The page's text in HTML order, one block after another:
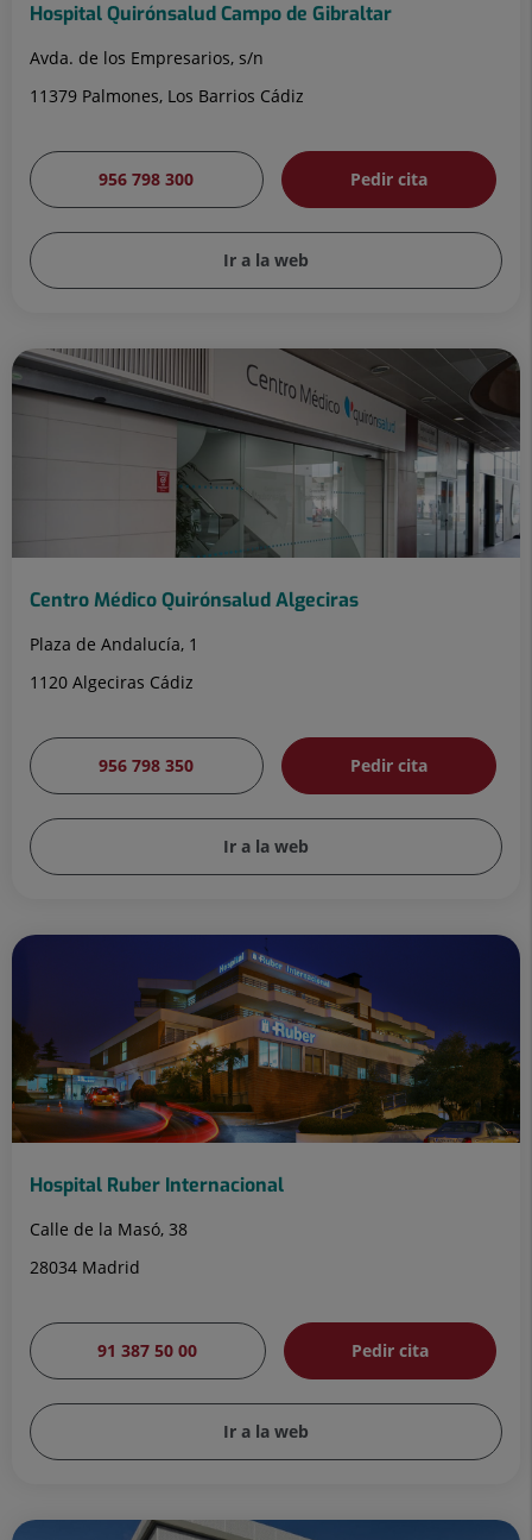
Hospital Quirónsalud Campo de Gibraltar
Avda. de los Empresarios, s/n
11379 Palmones, Los Barrios Cádiz
956 798 300 Pedir cita
Ir a la web
Centro Médico Quirónsalud Algeciras
Plaza de Andalucía, 1
1120 Algeciras Cádiz
956 798 350 Pedir cita
Ir a la web
Hospital Ruber Internacional
Calle de la Masó, 38
28034 Madrid
91 387 50 00 Pedir cita
Ir a la web